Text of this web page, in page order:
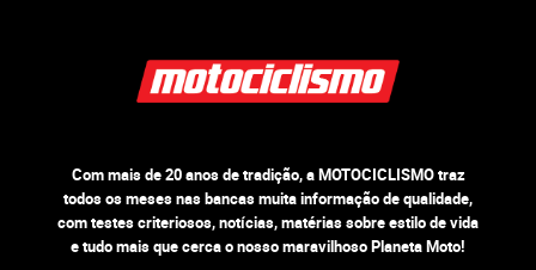
Com mais de 20 anos de tradição, a MOTOCICLISMO traz
todos os meses nas bancas muita informação de qualidade,
com testes criteriosos, notícias, matérias sobre estilo de vida
e tudo mais que cerca o nosso maravilhoso Planeta Moto!